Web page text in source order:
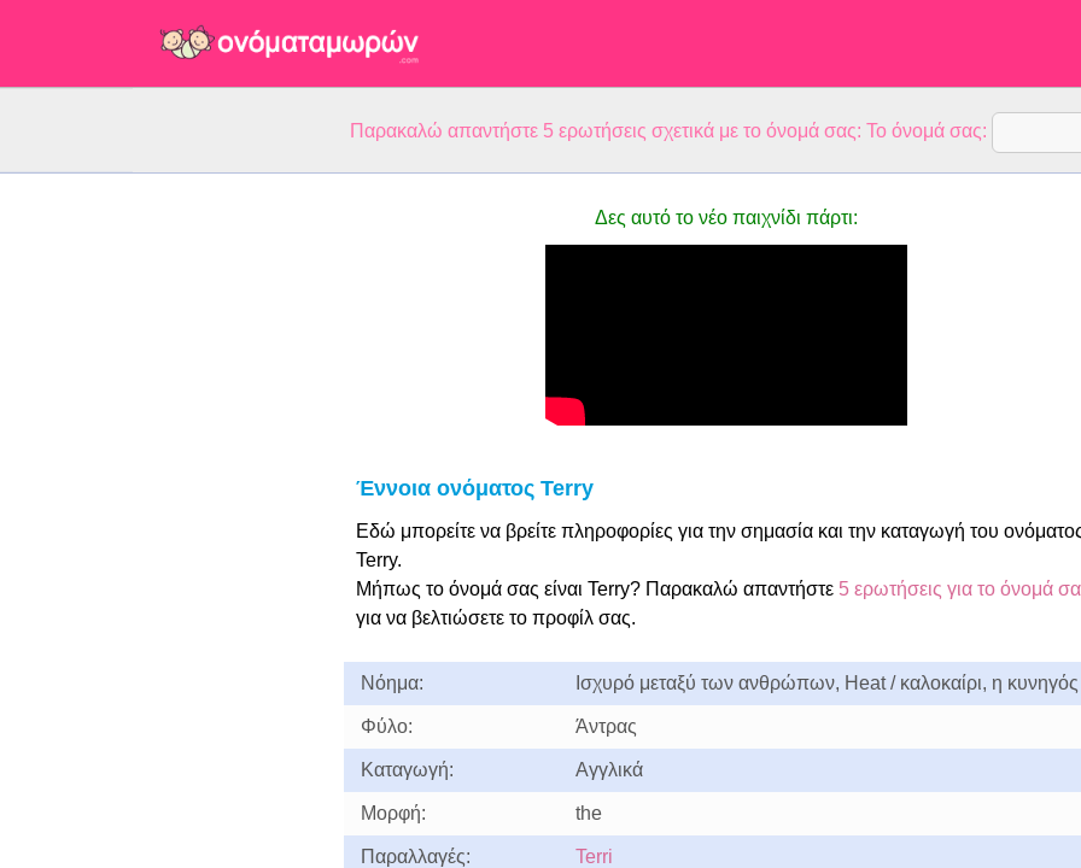
Παρακαλώ απαντήστε 5 ερωτήσεις σχετικά με το όνομά σας: Το όνομά σας:
Δες αυτό το νέο παιχνίδι πάρτι:
Έννοια ονόματος Terry
Εδώ μπορείτε να βρείτε πληροφορίες για την σημασία και την καταγωγή του
Terry.
Μήπως το όνομά σας είναι Terry? Παρακαλώ απαντήστε5 ερωτήσεις για το όνομά
για να βελτιώσετε το προφίλ σας.
Νόημα: Ισχυρό μεταξύ των ανθρώπων, Heat / καλοκαίρι, η κυνηγός
Φύλο: Άντρας
Καταγωγή: Αγγλικά
Μορφή: the
Παραλλαγές: Terri